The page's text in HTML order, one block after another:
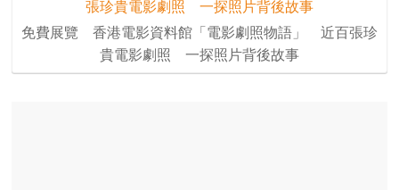
免費展覽 香港電影資料館「電影劇照物語」 近百張珍
貴電影劇照 一探照片背後故事